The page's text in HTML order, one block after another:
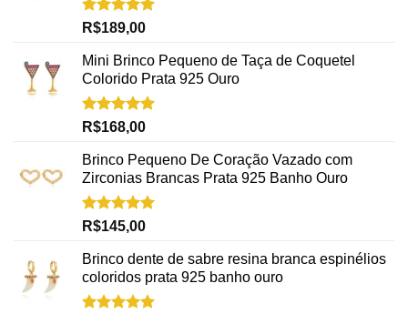
Avaliação
R$189,00
Mini Brinco Pequeno de Taça de Coquetel
Colorido Prata 925 Ouro
Avaliação
R$168,00
Brinco Pequeno De Coração Vazado com
Zirconias Brancas Prata 925 Banho Ouro
Avaliação
R$145,00
Brinco dente de sabre resina branca espinélios
coloridos prata 925 banho ouro